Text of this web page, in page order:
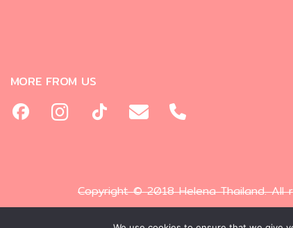
MORE FROM US
Copyright © 2018 Helena Thailand. All